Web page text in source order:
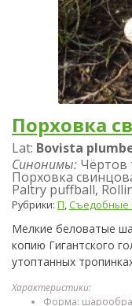
Порховка
Lat: Bovista
Синонимы: Чёртов
Порховка
Paltry puffball,
Рубрики: П, Съедобные
Мелкие беловатые
копию Гигантского
утоптанных
Характеристики:
Форма: